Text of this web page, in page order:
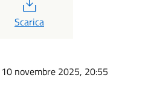
Scarica
10 novembre 2025, 20:55